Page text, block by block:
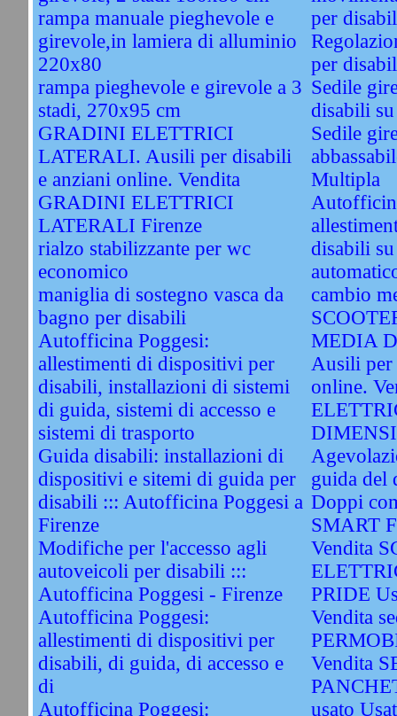
rampa manuale pieghevole e
girevole,in lamiera di alluminio
220x80
rampa pieghevole e girevole a 3
stadi, 270x95 cm
GRADINI ELETTRICI
LATERALI. Ausili per disabili
e anziani online. Vendita
GRADINI ELETTRICI
LATERALI Firenze
rialzo stabilizzante per wc
economico
maniglia di sostegno vasca da
bagno per disabili
Autofficina Poggesi:
allestimenti di dispositivi per
disabili, installazioni di sistemi
di guida, sistemi di accesso e
sistemi di trasporto
Guida disabili: installazioni di
dispositivi e sitemi di guida per
disabili ::: Autofficina Poggesi a
Firenze
Modifiche per l'accesso agli
autoveicoli per disabili :::
Autofficina Poggesi - Firenze
Autofficina Poggesi:
allestimenti di dispositivi per
disabili, di guida, di accesso e
di
Autofficina Poggesi:
per
per
Sedile
disabili
Sedile
Multipla
disabili
cambio
MEDIA
Ausili per
online.
guida del
Doppi
SMART
Vendita
PRIDE
Vendita
Vendita
usato